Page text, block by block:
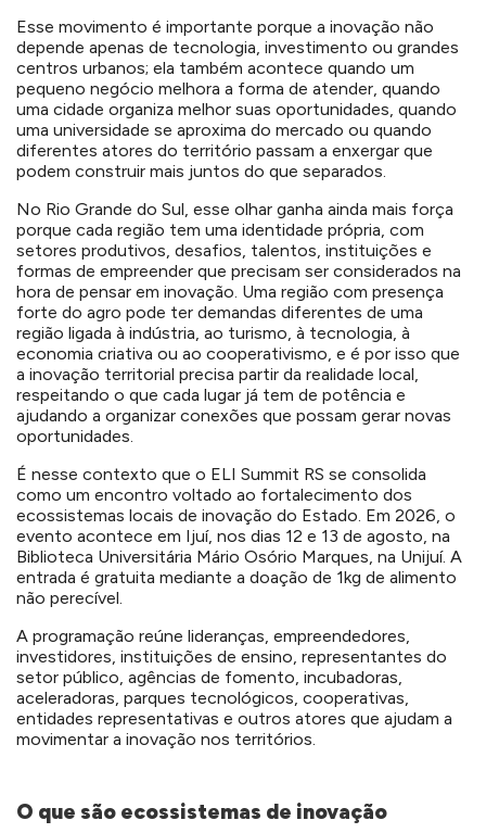
Esse movimento é importante porque a inovação não
depende apenas de tecnologia, investimento ou grandes
centros urbanos; ela também acontece quando um
pequeno negócio melhora a forma de atender, quando
uma cidade organiza melhor suas oportunidades, quando
uma universidade se aproxima do mercado ou quando
diferentes atores do território passam a enxergar que
podem construir mais juntos do que separados.
No Rio Grande do Sul, esse olhar ganha ainda mais força
porque cada região tem uma identidade própria, com
setores produtivos, desafios, talentos, instituições e
formas de empreender que precisam ser considerados na
hora de pensar em inovação. Uma região com presença
forte do agro pode ter demandas diferentes de uma
região ligada à indústria, ao turismo, à tecnologia, à
economia criativa ou ao cooperativismo, e é por isso que
a inovação territorial precisa partir da realidade local,
respeitando o que cada lugar já tem de potência e
ajudando a organizar conexões que possam gerar novas
oportunidades.
É nesse contexto que o ELI Summit RS se consolida
como um encontro voltado ao fortalecimento dos
ecossistemas locais de inovação do Estado. Em 2026, o
evento acontece em Ijuí, nos dias 12 e 13 de agosto, na
Biblioteca Universitária Mário Osório Marques, na Unijuí. A
entrada é gratuita mediante a doação de 1kg de alimento
não perecível.
A programação reúne lideranças, empreendedores,
investidores, instituições de ensino, representantes do
setor público, agências de fomento, incubadoras,
aceleradoras, parques tecnológicos, cooperativas,
entidades representativas e outros atores que ajudam a
movimentar a inovação nos territórios.
O que são ecossistemas de inovação